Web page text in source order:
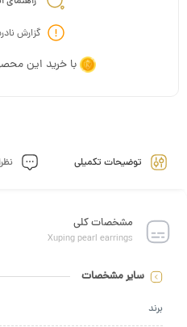
گزارش نادرستی
با خرید این محصول57
توضیحات تکمیلی نظرات
مشخصات کلی
Xuping pearl earrings
سایر مشخصات